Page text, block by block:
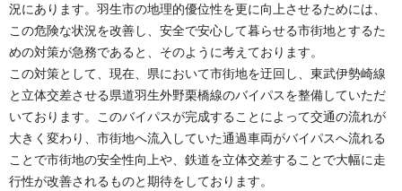
況にあります。羽生市の地理的優位性を更に向上させるためには、
この危険な状況を改善し、安全で安心して暮らせる市街地とするた
めの対策が急務であると、そのように考えております。
この対策として、現在、県において市街地を迂回し、東武伊勢崎線
と立体交差させる県道羽生外野栗橋線のバイパスを整備していただ
いております。このバイパスが完成することによって交通の流れが
大きく変わり、市街地へ流入していた通過車両がバイパスへ流れる
ことで市街地の安全性向上や、鉄道を立体交差することで大幅に走
行性が改善されるものと期待をしております。